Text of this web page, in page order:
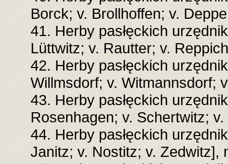
Borck; v. Brollhoffen; v.
41. Herby pasłęckich
Lüttwitz; v. Rautter; v.
42. Herby pasłęckich
Willmsdorf; v. Witmannsdorf;
43. Herby pasłęckich
Rosenhagen; v. Schertwitz;
44. Herby pasłęckich
Janitz; v. Nostitz; v. Zedwitz],